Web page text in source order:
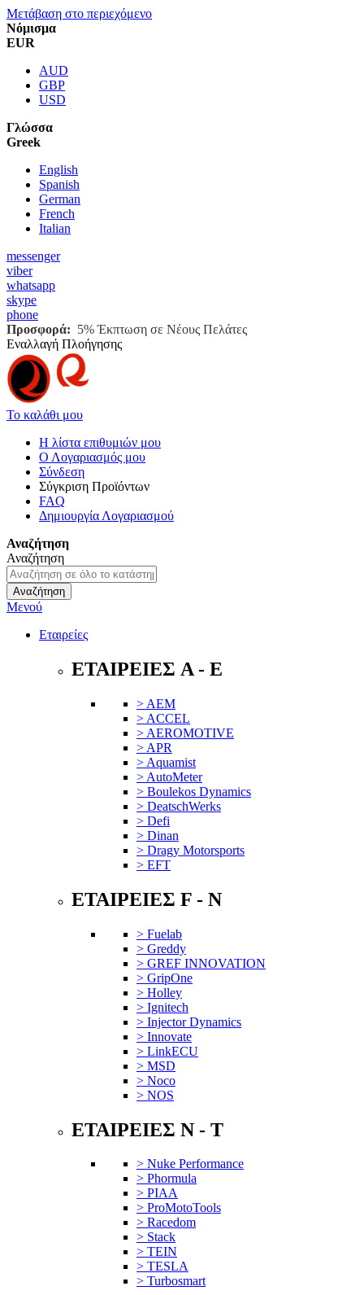
Μετάβαση στο περιεχόμενο
Νόμισμα
EUR
AUD
GBP
USD
Γλώσσα
Greek
English
Spanish
German
French
Italian
messenger
viber
whatsapp
skype
phone
Προσφορά: 5% Έκπτωση σε Νέους Πελάτες
Εναλλαγή Πλοήγησης
Το καλάθι μου
Η λίστα επιθυμιών μου
Ο Λογαριασμός μου
Σύνδεση
Σύγκριση Προϊόντων
FAQ
Δημιουργία Λογαριασμού
Αναζήτηση
Αναζήτηση
Αναζήτηση
Μενού
Εταιρείες
ΕΤΑΙΡΕΙΕΣ A - E
> AEM
> ACCEL
> AEROMOTIVE
> APR
> Aquamist
> AutoMeter
> Boulekos Dynamics
> DeatschWerks
> Defi
> Dinan
> Dragy Motorsports
> EFT
ΕΤΑΙΡΕΙΕΣ F - N
> Fuelab
> Greddy
> GREF INNOVATION
> GripOne
> Holley
> Ignitech
> Injector Dynamics
> Innovate
> LinkECU
> MSD
> Noco
> NOS
ΕΤΑΙΡΕΙΕΣ N - T
> Nuke Performance
> Phormula
> PIAA
> ProMotoTools
> Racedom
> Stack
> TEIN
> TESLA
> Turbosmart